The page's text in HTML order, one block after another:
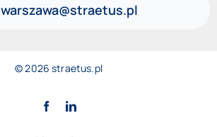
warszawa@straetus.pl
© 2026 straetus.pl